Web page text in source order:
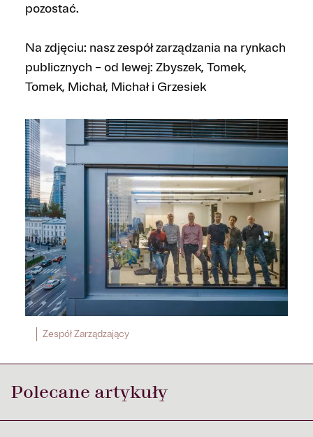
pozostać.
Na zdjęciu: nasz zespół zarządzania na rynkach
publicznych – od lewej: Zbyszek, Tomek,
Tomek, Michał, Michał i Grzesiek
Zespół Zarządzający
Polecane artykuły